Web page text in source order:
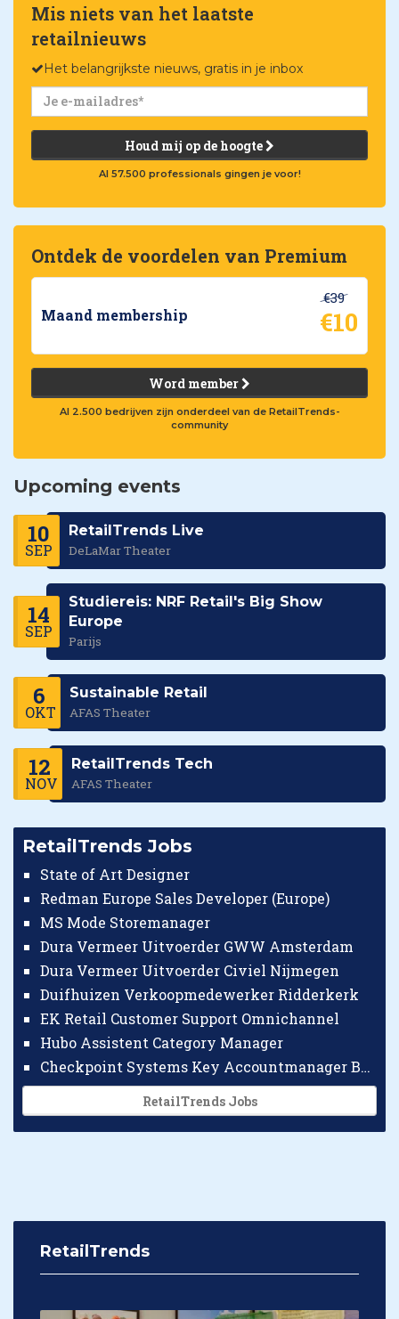
Mis niets van het laatste
retailnieuws
Het belangrijkste nieuws, gratis in je inbox
Houd mij op de hoogte
Al 57.500 professionals gingen je voor!
Ontdek de voordelen van Premium
Maand membership
€39
€10
Word member
Al 2.500 bedrijven zijn onderdeel van de RetailTrends-
community
Upcoming events
10
SEP
RetailTrends Live
DeLaMar Theater
14
SEP
Studiereis: NRF Retail's Big Show
Europe
Parijs
6
OKT
Sustainable Retail
AFAS Theater
12
NOV
RetailTrends Tech
AFAS Theater
RetailTrends Jobs
State of Art Designer
Redman Europe Sales Developer (Europe)
MS Mode Storemanager
Dura Vermeer Uitvoerder GWW Amsterdam
Dura Vermeer Uitvoerder Civiel Nijmegen
Duifhuizen Verkoopmedewerker Ridderkerk
EK Retail Customer Support Omnichannel
Hubo Assistent Category Manager
Checkpoint Systems Key Accountmanager Benelux
RetailTrends Jobs
RetailTrends